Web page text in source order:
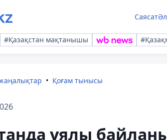
Саясат
#Қазақстан мақтанышы
Қоғам тынысы
ұялы